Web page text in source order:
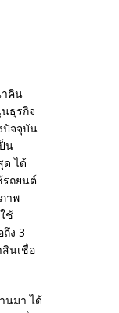
คิน
ธุรกิจ
ปัจจุบัน
น
ด ได้
รถยนต์
าพ
ช้
ง 3
สินเชื่อ
นมา ได้